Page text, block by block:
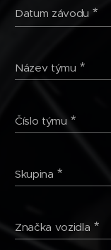
Datum závodu
Název týmu
Číslo týmu
Skupina
Značka vozidla